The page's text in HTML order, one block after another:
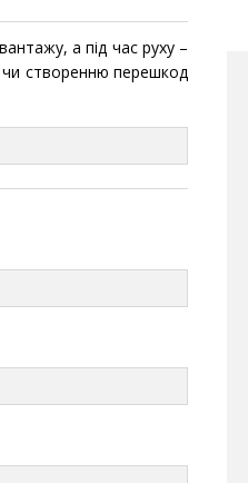
а під час руху –
створенню перешкод